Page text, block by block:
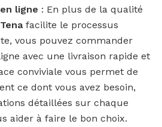
ligne : En plus de la qualité
Tenafacilite le processus
vous pouvez commander
avec une livraison rapide et
conviviale vous permet de
ce dont vous avez besoin,
détaillées sur chaque
aider à faire le bon choix.